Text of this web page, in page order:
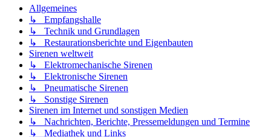
Allgemeines
↳ Empfangshalle
↳ Technik und Grundlagen
↳ Restaurationsberichte und Eigenbauten
Sirenen weltweit
↳ Elektromechanische Sirenen
↳ Elektronische Sirenen
↳ Pneumatische Sirenen
↳ Sonstige Sirenen
Sirenen im Internet und sonstigen Medien
↳ Nachrichten, Berichte, Pressemeldungen und Termine
↳ Mediathek und Links